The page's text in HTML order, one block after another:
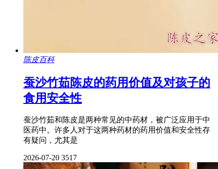
陈皮百科
蚕沙竹茹陈皮的药用价值及对孩子的
食用安全性
蚕沙竹茹和陈皮是两种常见的中药材，被广泛应用于中
医药中。许多人对于这两种药材的药用价值和安全性存
有疑问，尤其是
2026-07-20 3517